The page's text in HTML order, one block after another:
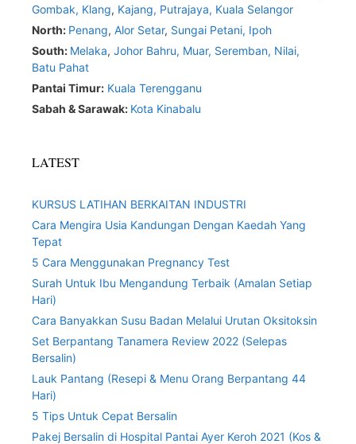
Gombak, Klang, Kajang, Putrajaya, Kuala Selangor
North: Penang, Alor Setar, Sungai Petani, Ipoh
South: Melaka, Johor Bahru, Muar, Seremban, Nilai,
Batu Pahat
Pantai Timur: Kuala Terengganu
Sabah & Sarawak: Kota Kinabalu
LATEST
KURSUS LATIHAN BERKAITAN INDUSTRI
Cara Mengira Usia Kandungan Dengan Kaedah Yang
Tepat
5 Cara Menggunakan Pregnancy Test
Surah Untuk Ibu Mengandung Terbaik (Amalan Setiap
Hari)
Cara Banyakkan Susu Badan Melalui Urutan Oksitoksin
Set Berpantang Tanamera Review 2022 (Selepas
Bersalin)
Lauk Pantang (Resepi & Menu Orang Berpantang 44
Hari)
5 Tips Untuk Cepat Bersalin
Pakej Bersalin di Hospital Pantai Ayer Keroh 2021 (Kos &